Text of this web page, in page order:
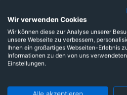
Top-Ten Titel
Spie S.A.
SIG Group AG
Wir verwenden Cookies
Wir können diese zur Analyse unserer
unsere Webseite zu verbessern,
Ihnen ein großartiges Webseiten-Erlebnis
Informationen zu den von uns
Einstellungen.